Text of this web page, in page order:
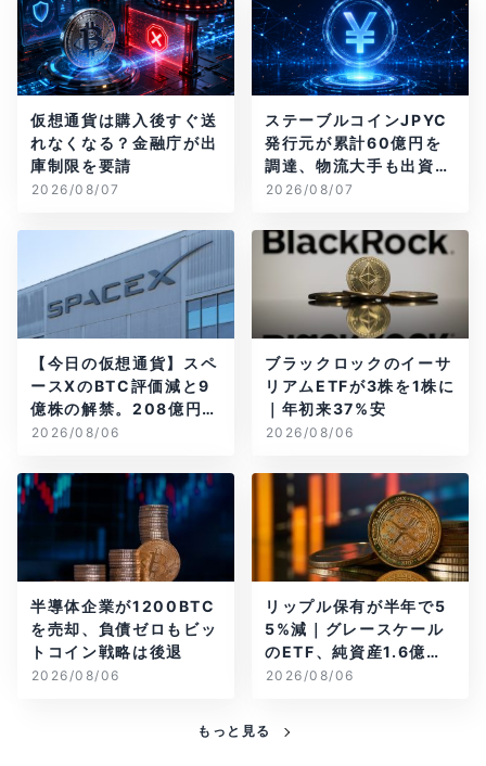
仮想通貨は購入後すぐ送
れなくなる？金融庁が出
庫制限を要請
2026/08/07
ステーブルコインJPYC
発行元が累計60億円を
調達、物流大手も出資参
画
2026/08/07
【今日の仮想通貨】スペ
ースXのBTC評価減と9
億株の解禁。208億円相
当のBTCが盗難
2026/08/06
ブラックロックのイーサ
リアムETFが3株を1株に
｜年初来37%安
2026/08/06
半導体企業が1200BTC
を売却、負債ゼロもビッ
トコイン戦略は後退
2026/08/06
リップル保有が半年で5
5%減｜グレースケール
のETF、純資産1.6億ド
ル減
2026/08/06
もっと見る